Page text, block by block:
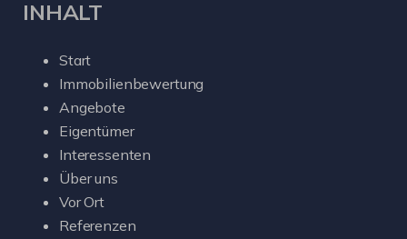
INHALT
Start
Immobilienbewertung
Angebote
Eigentümer
Interessenten
Über uns
Vor Ort
Referenzen